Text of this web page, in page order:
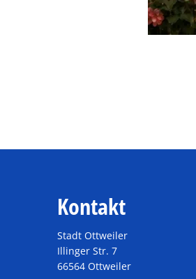
Kontakt
Stadt Ottweiler
Illinger Str. 7
66564 Ottweiler